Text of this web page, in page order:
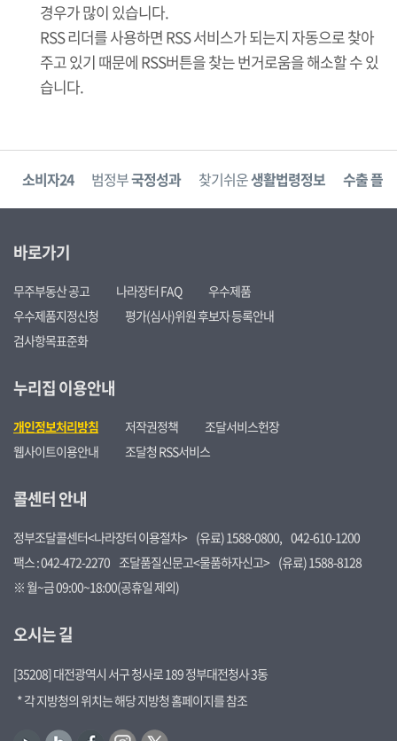
경우가 많이 있습니다.
RSS 리더를 사용하면 RSS 서비스가 되는지 자동으로 찾아
주고 있기 때문에 RSS버튼을 찾는 번거로움을 해소할 수 있
습니다.
소비자24 범정부국정성과 찾기쉬운생활법령정보 수출 플
바로가기
무주부동산 공고 나라장터 FAQ
우수제품
우수제품지정신청
평가(심사)위원 후보자 등록안내
검사항목표준화
누리집 이용안내
개인정보처리방침 저작권정책
조달서비스헌장
웹사이트이용안내
조달청 RSS서비스
콜센터 안내
정부조달콜센터<나라장터 이용절차> (유료) 1588-0800, 042-610-1200
팩스 : 042-472-2270 조달품질신문고<물품하자신고> (유료) 1588-8128
※ 월~금 09:00~18:00(공휴일 제외)
오시는 길
[35208] 대전광역시 서구 청사로 189 정부대전청사 3동
* 각 지방청의 위치는 해당 지방청 홈페이지를 참조